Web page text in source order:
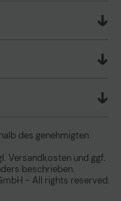
des genehmigten
Versandkosten und ggf.
beschrieben.
- All rights reserved.